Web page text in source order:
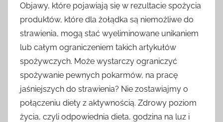
Objawy, które pojawiają się w rezultacie spożycia
produktów, które dla żołądka są niemożliwe do
strawienia, mogą stać wyeliminowane unikaniem
lub całym ograniczeniem takich artykułów
spożywczych. Może wystarczy ograniczyć
spożywanie pewnych pokarmów, na pracę
jaśniejszych do strawienia? Nie zostawiajmy o
połączeniu diety z aktywnością. Zdrowy poziom
życia, czyli odpowiednia dieta, godzina na luz i